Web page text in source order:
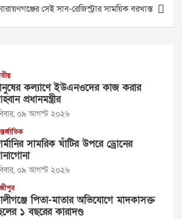
সেই সাব-রেজিস্ট্রার সাময়িক বরখাস্ত
কল্যাণে ইউএনওদের কাজ করার
প্রধানমন্ত্রীর
০৯ আগস্ট ২০২৬
সামরিক ঘাঁটির উপরে ড্রোনের
০৯ আগস্ট ২০২৬
পিতা-মাতার অভিযোগে মাদকাসক্ত
১ বছরের কারাদণ্ড